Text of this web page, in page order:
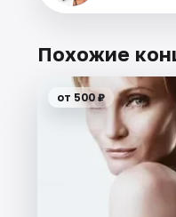
Похожие
от 500 ₽